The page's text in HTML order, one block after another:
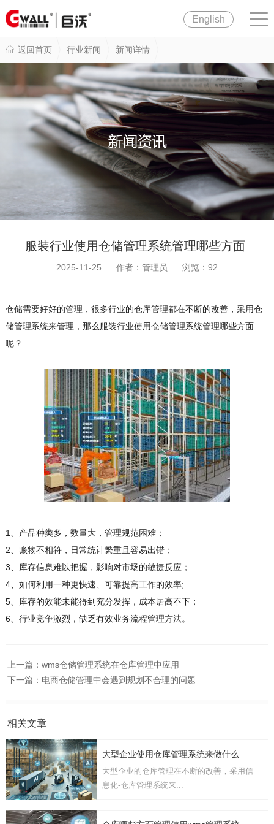
English
返回首页 行业新闻 新闻详情
服装行业使用仓储管理系统管理哪些方面
2025-11-25 作者：管理员 浏览： 92
仓储需要好好的管理，很多行业的仓库管理都在不断的改善，采用仓
储管理系统来管理，那么服装行业使用仓储管理系统管理哪些方面
呢？
1、产品种类多，数量大，管理规范困难；
2、账物不相符，日常统计繁重且容易出错；
3、库存信息难以把握，影响对市场的敏捷反应；
4、如何利用一种更快速、可靠提高工作的效率;
5、库存的效能未能得到充分发挥，成本居高不下；
6、行业竞争激烈，缺乏有效业务流程管理方法。
上一篇： wms仓储管理系统在仓库管理中应用
下一篇： 电商仓储管理中会遇到规划不合理的问题
相关文章
大型企业使用仓库管理系统来做什么
大型企业的仓库管理在不断的改善，采用信
息化-仓库管理系统来...